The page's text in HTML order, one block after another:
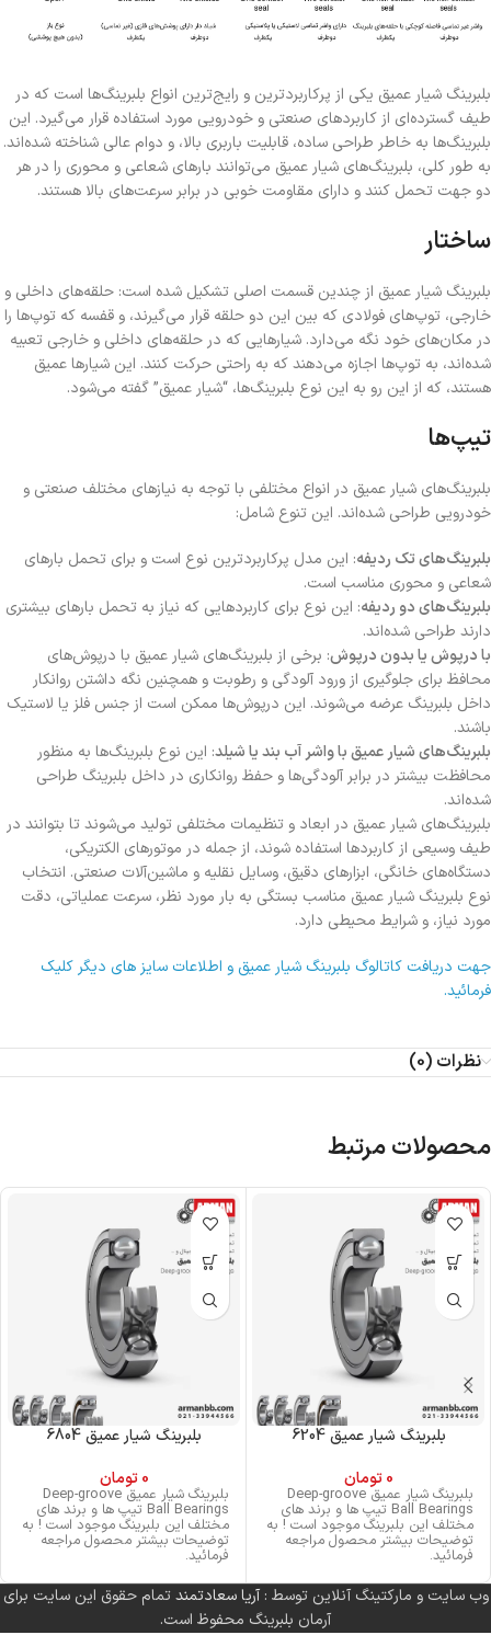
بلبرینگ شیار عمیق یکی از پرکاربردترین و رایج‌ترین انواع بلبرینگ‌ها است که در
طیف گسترده‌ای از کاربردهای صنعتی و خودرویی مورد استفاده قرار می‌گیرد. این
بلبرینگ‌ها به خاطر طراحی ساده، قابلیت باربری بالا، و دوام عالی شناخته شده‌اند.
به طور کلی، بلبرینگ‌های شیار عمیق می‌توانند بارهای شعاعی و محوری را در هر
دو جهت تحمل کنند و دارای مقاومت خوبی در برابر سرعت‌های بالا هستند.
ساختار
بلبرینگ شیار عمیق از چندین قسمت اصلی تشکیل شده است: حلقه‌های داخلی و
خارجی، توپ‌های فولادی که بین این دو حلقه قرار می‌گیرند، و قفسه که توپ‌ها را
در مکان‌های خود نگه می‌دارد. شیارهایی که در حلقه‌های داخلی و خارجی تعبیه
شده‌اند، به توپ‌ها اجازه می‌دهند که به راحتی حرکت کنند. این شیارها عمیق
هستند، که از این رو به این نوع بلبرینگ‌ها، “شیار عمیق” گفته می‌شود.
تیپ‌ها
بلبرینگ‌های شیار عمیق در انواع مختلفی با توجه به نیازهای مختلف صنعتی و
خودرویی طراحی شده‌اند. این تنوع شامل:
بلبرینگ‌های تک ردیفه: این مدل پرکاربردترین نوع است و برای تحمل بارهای
شعاعی و محوری مناسب است.
بلبرینگ‌های دو ردیفه: این نوع برای کاربردهایی که نیاز به تحمل بارهای بیشتری
دارند طراحی شده‌اند.
با درپوش یا بدون درپوش: برخی از بلبرینگ‌های شیار عمیق با درپوش‌های
محافظ برای جلوگیری از ورود آلودگی و رطوبت و همچنین نگه داشتن روانکار
داخل بلبرینگ عرضه می‌شوند. این درپوش‌ها ممکن است از جنس فلز یا لاستیک
باشند.
بلبرینگ‌های شیار عمیق با واشر آب بند یا شیلد: این نوع بلبرینگ‌ها به منظور
محافظت بیشتر در برابر آلودگی‌ها و حفظ روانکاری در داخل بلبرینگ طراحی
شده‌اند.
بلبرینگ‌های شیار عمیق در ابعاد و تنظیمات مختلفی تولید می‌شوند تا بتوانند در
طیف وسیعی از کاربردها استفاده شوند، از جمله در موتورهای الکتریکی،
دستگاه‌های خانگی، ابزارهای دقیق، وسایل نقلیه و ماشین‌آلات صنعتی. انتخاب
نوع بلبرینگ شیار عمیق مناسب بستگی به بار مورد نظر، سرعت عملیاتی، دقت
مورد نیاز، و شرایط محیطی دارد.
جهت دریافت کاتالوگ بلبرینگ شیار عمیق و اطلاعات سایز های دیگر کلیک
فرمائید.
نظرات (0)
محصولات مرتبط
بلبرینگ شیار عمیق 6204
0 تومان
بلبرینگ شیار عمیق Deep-groove
Ball Bearings تیپ ها و برند های
مختلف این بلبرینگ موجود است ! به
توضیحات بیشتر محصول مراجعه
فرمائید.
بلبرینگ شیار عمیق 6804
0 تومان
بلبرینگ شیار عمیق Deep-groove
Ball Bearings تیپ ها و برند های
مختلف این بلبرینگ موجود است ! به
توضیحات بیشتر محصول مراجعه
فرمائید.
وب سایت و مارکتینگ آنلاین توسط :آریا سعادتمندتمام حقوق این سایت برای
آرمان بلبرینگ محفوظ است.